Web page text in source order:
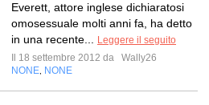
Everett, attore inglese dichiaratosi
omosessuale molti anni fa, ha detto
in una recente...
Leggere il seguito
Il 18 settembre 2012 da
Wally26
NONE NONE